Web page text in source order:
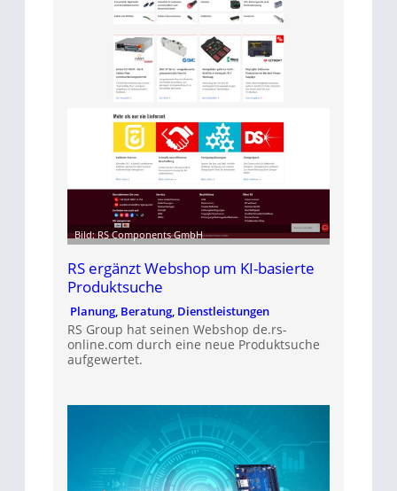
Bild: RS Components GmbH
RS ergänzt Webshop um KI-basierte
Produktsuche
Planung, Beratung, Dienstleistungen
RS Group hat seinen Webshop de.rs-
online.com durch eine neue Produktsuche
aufgewertet.